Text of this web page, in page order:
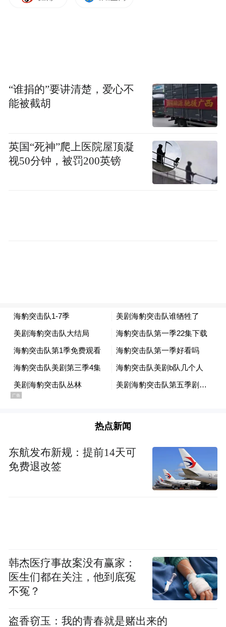
为此，中国医学科学院阜外医院的顾东风教
授团队，联合南方科技大学、中国医科大学
第一附属医院、福州大学附属省立医院等七
家医学机构，组织超过数百名临床及科研人
员共同开展研究。
研究采用多中心、双盲、双安慰剂、随机对
对照组相比，仅服用纳豆红曲胶囊的患者低
密度脂蛋白胆固醇即"坏胆固醇"水平显著下
降13.21%，总胆固醇也降低9.26%。值得关
注的是，在服用辛伐他汀药物的基础上联用
纳豆红曲胶囊，一个月后的"坏胆固醇"水平
时结果并未达到统计学显著性。研究同时还
研究还观察到，纳豆红曲对甘油三酯、高密
度脂蛋白胆固醇、载脂蛋白B等其他多项血脂
“谁捐的”要讲清楚，爱心不
能被截胡
英国“死神”爬上医院屋顶凝
视50分钟，被罚200英镑
热点新闻
东航发布新规：提前14天可
免费退改签
韩杰医疗事故案没有赢家：
医生们都在关注，他到底冤
不冤？
盗香窃玉：我的青春就是赌出来的